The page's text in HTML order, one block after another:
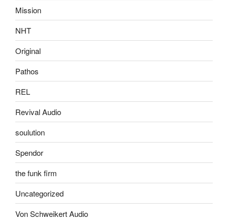
Mission
NHT
Original
Pathos
REL
Revival Audio
soulution
Spendor
the funk firm
Uncategorized
Von Schweikert Audio